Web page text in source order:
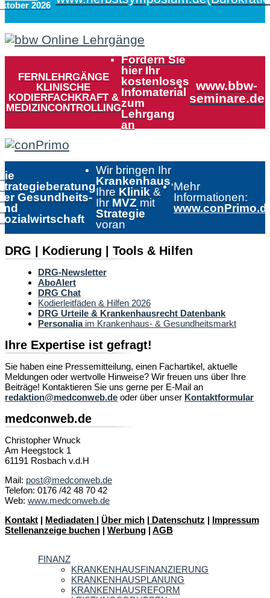
2026
FERNLEHRGÄNGE
KLINISCHE
KODIERFACHKRAFT &
MEDIZINCONTROLLING
Fordern Sie
hier Ihr
kostenloses
Infomaterial
zum
Lehrgang
an
www.bbw-
seminare.de
Gesundheits-
Wir bringen Ihr
Krankenhaus,
Ihre Klinik &
Ihr MVZ mit
Strategie
voran
Mehr
Informationen:
DRG | Kodierung | Tools & Hilfen
DRG-Newsletter
AboAlert
DRG Chat
Kodierleitfäden & Hilfen 2026
DRG Urteile & Krankenhausrecht Datenbank
Personaliaim Krankenhaus- & Gesundheitsmarkt
Ihre Expertise ist gefragt!
Sie haben eine Pressemitteilung, einen Fachartikel, aktuelle
Meldungen oder wertvolle Hinweise? Wir freuen uns über Ihre
Beiträge! Kontaktieren Sie uns gerne per E-Mail an
redaktion@medconweb.de oder über unser Kontaktformular
medconweb.de
Christopher Wnuck
Am Heegstock 1
61191 Rosbach v.d.H
Mail: post@medconweb.de
Telefon: 0176 /42 48 70 42
Web: www.medconweb.de
Kontakt | Mediadaten | Über mich | Datenschutz | Impressum
Stellenanzeige buchen | Werbung | AGB
FINANZ
KRANKENHAUSFINANZIERUNG
KRANKENHAUSPLANUNG
KRANKENHAUSREFORM